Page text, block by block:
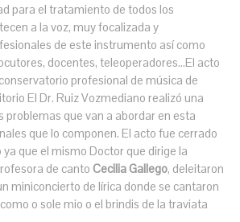
para el tratamiento de todos los
a la voz, muy focalizada y
de este instrumento así como
docentes, teleoperadores...El acto
profesional de música de
El Dr. Ruiz Vozmediano realizó una
problemas que van a abordar en esta
que lo componen. El acto fue cerrado
ya que el mismo Doctor que dirige la
de canto Cecilia Gallego, deleitaron
miniconcierto de lírica donde se cantaron
o sole mio o el brindis de la traviata